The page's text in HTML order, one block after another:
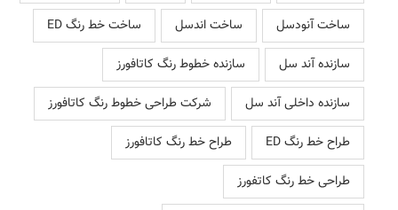
ساخت آنودسل
ساخت اندسل
ساخت خط رنگ ED
سازنده آند سل
سازنده خطوط رنگ کاتافورز
سازنده داخلی آند سل
شرکت طراحی خطوط رنگ کاتافورز
طراح خط رنگ ED
طراح خط رنگ کاتافورز
طراحی خط رنگ کاتفورز